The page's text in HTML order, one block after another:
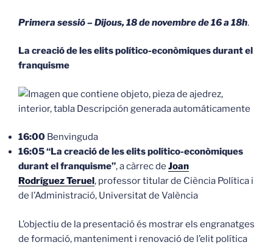
Primera sessió – Dijous, 18 de novembre de 16 a 18h.
La creació de les elits político-econòmiques durant el
franquisme
16:00 Benvinguda
16:05 “La creació de les elits político-econòmiques
durant el franquisme”, a càrrec de Joan
Rodríguez Teruel, professor titular de Ciència Política i
de l’Administració, Universitat de València
L’objectiu de la presentació és mostrar els engranatges
de formació, manteniment i renovació de l’elit política